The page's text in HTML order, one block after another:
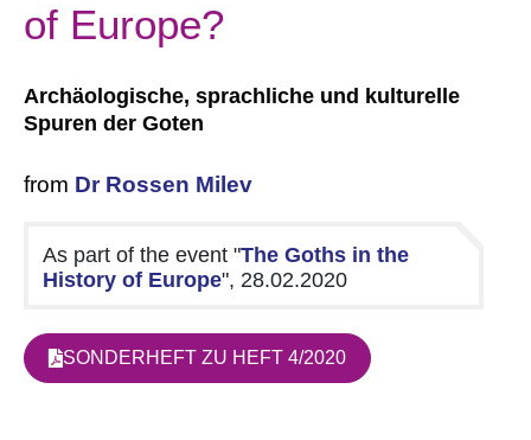
of Europe?
Archäologische, sprachliche und kulturelle
Spuren der Goten
from Dr Rossen Milev
As part of the event "The Goths in the
History of Europe", 28.02.2020
SONDERHEFT ZU HEFT 4/2020